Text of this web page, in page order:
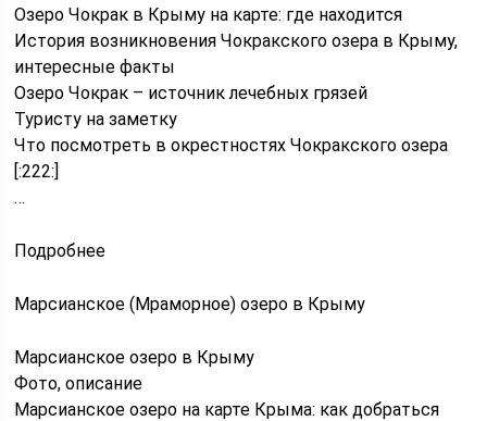
Озеро Чокрак в Крыму на карте: где находится
История возникновения Чокракского озера в Крыму,
интересные факты
Озеро Чокрак – источник лечебных грязей
Туристу на заметку
Что посмотреть в окрестностях Чокракского озера
[:222:]
…
Подробнее
Марсианское (Мраморное) озеро в Крыму
Марсианское озеро в Крыму
Фото, описание
Марсианское озеро на карте Крыма: как добраться